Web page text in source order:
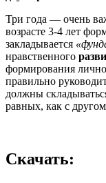
Три года — очень
возрасте 3-4 лет
закладывается
нравственного
формирования
правильно
должны
равных, как с
Скачать: